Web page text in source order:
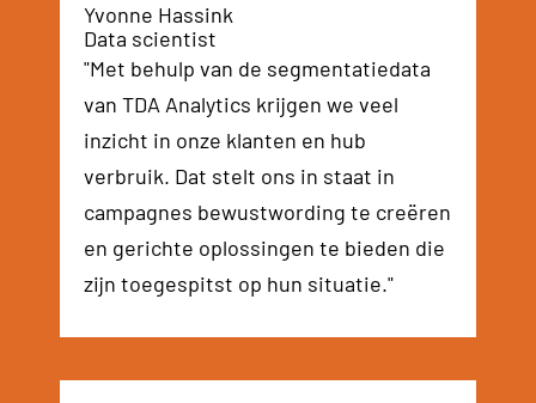
Yvonne Hassink
Data scientist
"Met behulp van de segmentatiedata
van TDA Analytics krijgen we veel
inzicht in onze klanten en hub
verbruik. Dat stelt ons in staat in
campagnes bewustwording te creëren
en gerichte oplossingen te bieden die
zijn toegespitst op hun situatie."